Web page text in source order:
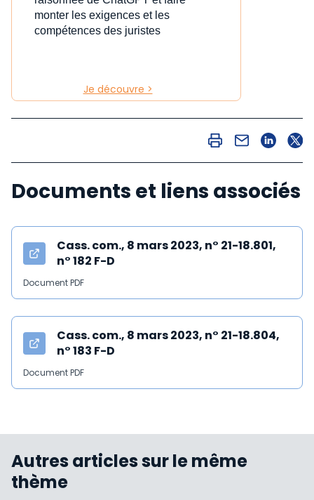
monter les exigences et les
compétences des juristes
Je découvre >
Documents et liens associés
Cass. com., 8 mars 2023, n° 21-18.801,
n° 182 F-D
Document PDF
Cass. com., 8 mars 2023, n° 21-18.804,
n° 183 F-D
Document PDF
Autres articles sur le même
thème